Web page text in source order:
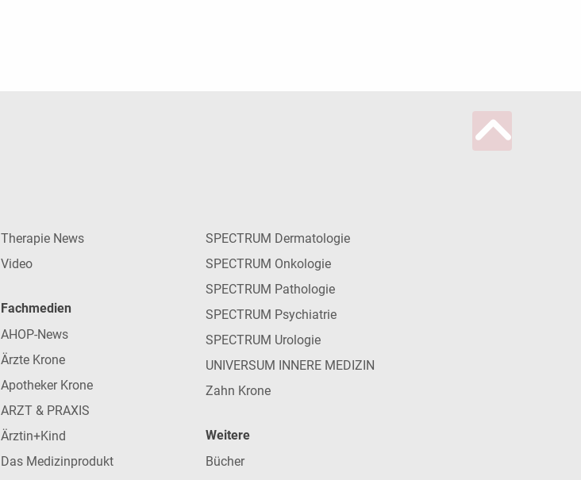
Therapie News
Video
Fachmedien
AHOP-News
Ärzte Krone
Apotheker Krone
ARZT & PRAXIS
Ärztin+Kind
Das Medizinprodukt
SPECTRUM Dermatologie
SPECTRUM Onkologie
SPECTRUM Pathologie
SPECTRUM Psychiatrie
SPECTRUM Urologie
UNIVERSUM INNERE MEDIZIN
Zahn Krone
Weitere
Bücher